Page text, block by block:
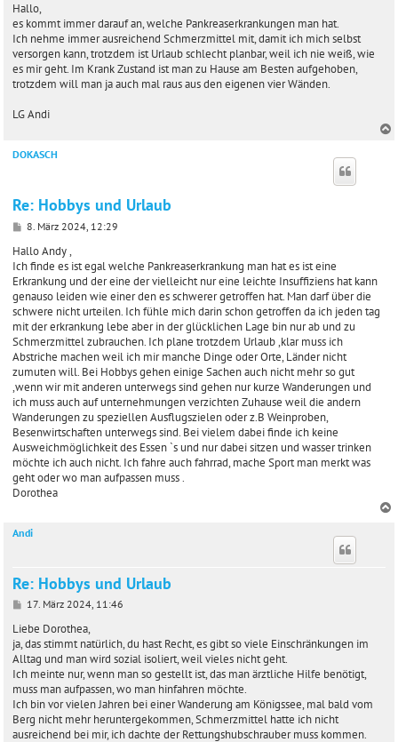
i
t
r
a
g
Hallo,
es kommt immer darauf an, welche Pankreaserkrankungen man hat.
Ich nehme immer ausreichend Schmerzmittel mit, damit ich mich selbst
versorgen kann, trotzdem ist Urlaub schlecht planbar, weil ich nie weiß, wie
es mir geht. Im Krank Zustand ist man zu Hause am Besten aufgehoben,
trotzdem will man ja auch mal raus aus den eigenen vier Wänden.
LG Andi
DOKASCH
Re: Hobbys und Urlaub
B
i
t
r
a
g
8. März 2024, 12:29
Hallo Andy ,
Ich finde es ist egal welche Pankreaserkrankung man hat es ist eine
Erkrankung und der eine der vielleicht nur eine leichte Insuffiziens hat kann
genauso leiden wie einer den es schwerer getroffen hat. Man darf über die
schwere nicht urteilen. Ich fühle mich darin schon getroffen da ich jeden tag
mit der erkrankung lebe aber in der glücklichen Lage bin nur ab und zu
Schmerzmittel zubrauchen. Ich plane trotzdem Urlaub ,klar muss ich
Abstriche machen weil ich mir manche Dinge oder Orte, Länder nicht
zumuten will. Bei Hobbys gehen einige Sachen auch nicht mehr so gut
,wenn wir mit anderen unterwegs sind gehen nur kurze Wanderungen und
ich muss auch auf unternehmungen verzichten Zuhause weil die andern
Wanderungen zu speziellen Ausflugszielen oder z.B Weinproben,
Besenwirtschaften unterwegs sind. Bei vielem dabei finde ich keine
Ausweichmöglichkeit des Essen `s und nur dabei sitzen und wasser trinken
möchte ich auch nicht. Ich fahre auch fahrrad, mache Sport man merkt was
geht oder wo man aufpassen muss .
Dorothea
Andi
Re: Hobbys und Urlaub
B
i
t
r
a
g
17. März 2024, 11:46
Liebe Dorothea,
ja, das stimmt natürlich, du hast Recht, es gibt so viele Einschränkungen im
Alltag und man wird sozial isoliert, weil vieles nicht geht.
Ich meinte nur, wenn man so gestellt ist, das man ärztliche Hilfe benötigt,
muss man aufpassen, wo man hinfahren möchte.
Ich bin vor vielen Jahren bei einer Wanderung am Königssee, mal bald vom
Berg nicht mehr heruntergekommen, Schmerzmittel hatte ich nicht
ausreichend bei mir, ich dachte der Rettungshubschrauber muss kommen.